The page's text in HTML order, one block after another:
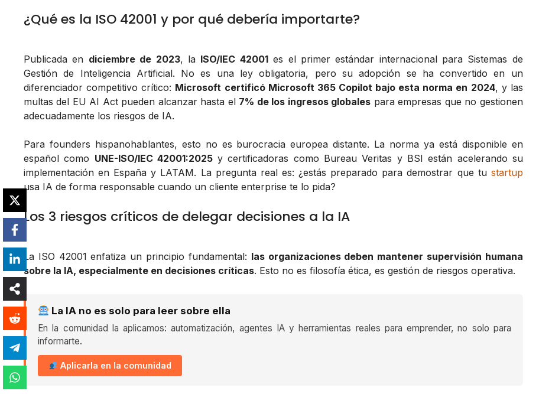
¿Qué es la ISO 42001 y por qué debería importarte?
Publicada en diciembre de 2023, la ISO/IEC 42001es el primer estándar internacional para Sistemas de
Gestión de Inteligencia Artificial. No es una ley obligatoria, pero su adopción se ha convertido en un
diferenciador competitivo crítico: Microsoft certificó Microsoft 365 Copilot bajo esta norma en 2024, y las
multas del EU AI Act pueden alcanzar hasta el 7% de los ingresos globales para empresas que no gestionen
adecuadamente los riesgos de IA.
Para founders hispanohablantes, esto no es burocracia europea distante. La norma ya está disponible en
español como UNE-ISO/IEC 42001:2025y certificadoras como Bureau Veritas y BSI están acelerando su
implementación en España y LATAM. La pregunta real es: ¿estás preparado para demostrar que tu startup
usa IA de forma responsable cuando un cliente enterprise te lo pida?
Los 3 riesgos críticos de delegar decisiones a la IA
La ISO 42001 enfatiza un principio fundamental: las organizaciones deben mantener supervisión humana
sobre la IA, especialmente en decisiones críticas. Esto no es filosofía ética, es gestión de riesgos operativa.
La IA no es solo para leer sobre ella
En la comunidad la aplicamos: automatización, agentes IA y herramientas reales para emprender, no solo para
informarte.
Aplicarla en la comunidad